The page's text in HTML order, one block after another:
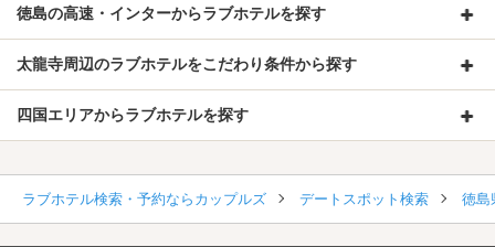
徳島の高速・インターからラブホテルを探す
太龍寺周辺のラブホテルをこだわり条件から探す
四国エリアからラブホテルを探す
ラブホテル検索・予約ならカップルズ デートスポット検索 徳島